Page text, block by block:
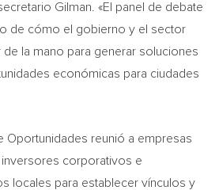
Gilman. «El panel de debate
de cómo el gobierno y el sector
la mano para generar soluciones
económicas para ciudades
Oportunidades reunió a empresas
corporativos e
locales para establecer vínculos y